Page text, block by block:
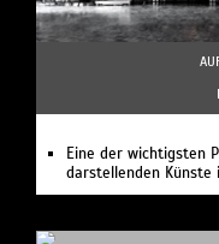
Eine der wichtigsten
darstellenden Künste